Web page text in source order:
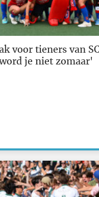
voor tieners van
je niet zomaar'